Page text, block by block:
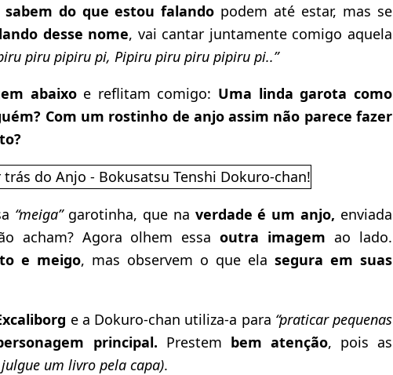
sabem do que estou falando podem até estar, mas se
desse nome, vai cantar juntamente comigo aquela
piru pipiru pi, Pipiru piru piru pipiru pi..”
abaixo e reflitam comigo: Uma linda garota como
Com um rostinho de anjo assim não parece fazer
“meiga” garotinha, que na verdade é um anjo, enviada
acham? Agora olhem essaoutra imagem ao lado.
e meigo, mas observem o que ela segura em suas
e a Dokuro-chan utiliza-a para “praticar pequenas
principal. Prestem bem atenção, pois as
um livro pela capa).